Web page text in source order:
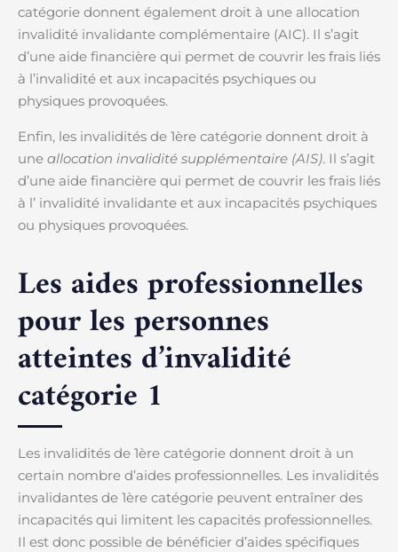
catégorie donnent également droit à une allocation
invalidité invalidante complémentaire (AIC). Il s’agit
d’une aide financière qui permet de couvrir les frais liés
à l’invalidité et aux incapacités psychiques ou
physiques provoquées.
Enfin, les invalidités de 1ère catégorie donnent droit à
une allocation invalidité supplémentaire (AIS). Il s’agit
d’une aide financière qui permet de couvrir les frais liés
à l’ invalidité invalidante et aux incapacités psychiques
ou physiques provoquées.
Les aides professionnelles
pour les personnes
atteintes d’invalidité
catégorie 1
Les invalidités de 1ère catégorie donnent droit à un
certain nombre d’aides professionnelles. Les invalidités
invalidantes de 1ère catégorie peuvent entraîner des
incapacités qui limitent les capacités professionnelles.
Il est donc possible de bénéficier d’aides spécifiques